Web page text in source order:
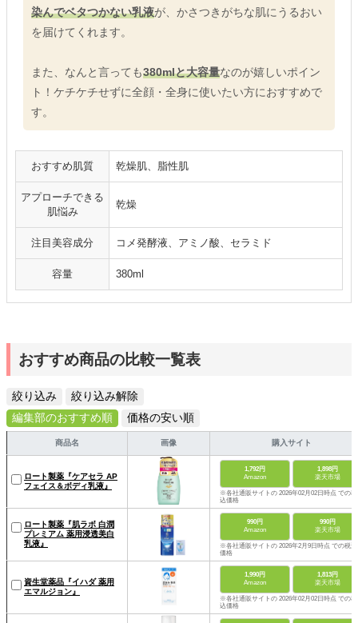
染んでベタつかない乳液が、かさつきがちな肌にうるおい
を届けてくれます。
また、なんと言っても380mlと大容量なのが嬉しいポイン
ト！ケチケチせずに全顔・全身に使いたい方におすすめで
す。
おすすめ肌質 乾燥肌、脂性肌
アプローチできる
肌悩み
乾燥
注目美容成分 コメ発酵液、アミノ酸、セラミド
容量 380ml
おすすめ商品の比較一覧表
絞り込み
絞り込み解除
編集部のおすすめ順
価格の安い順
商品名 画像 購入サイト
ロート製薬『ケアセラ AP
フェイス＆ボディ乳液』
1,792円
Amazon
1,898円
楽天市場
※各社通販サイトの 2026年02月02日時点 での税
込価格
ロート製薬『肌ラボ 白潤
プレミアム 薬用浸透美白
乳液』
990円
Amazon
990円
楽天市場
※各社通販サイトの 2026年2月9日時点 での税込
価格
資生堂薬品『イハダ 薬用
エマルジョン』
1,990円
Amazon
1,813円
楽天市場
※各社通販サイトの 2026年02月02日時点 での税
込価格